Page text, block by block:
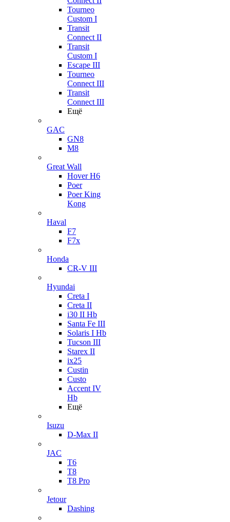
Tourneo
Custom I
Transit
Connect II
Transit
Custom I
Escape III
Tourneo
Connect III
Transit
Connect III
Ещё
GAC
GN8
M8
Great Wall
Hover H6
Poer
Poer King
Kong
Haval
F7
F7x
Honda
CR-V III
Hyundai
Creta I
Creta II
i30 II Hb
Santa Fe III
Solaris I Hb
Tucson III
Starex II
ix25
Custin
Custo
Accent IV
Hb
Ещё
Isuzu
D-Max II
JAC
T6
T8
T8 Pro
Jetour
Dashing